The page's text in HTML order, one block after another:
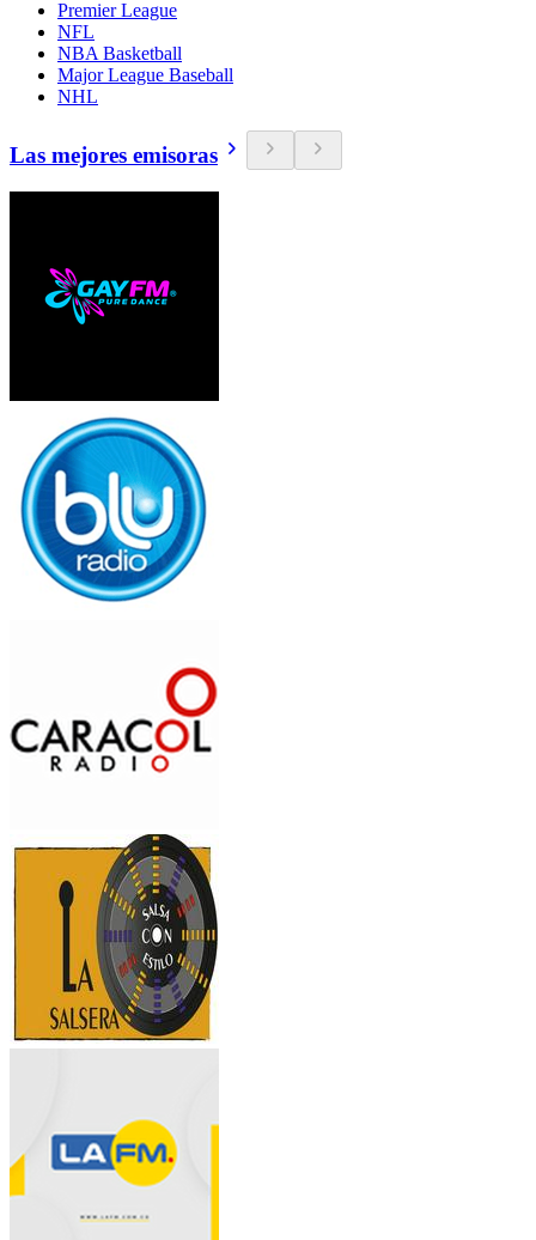
Premier League
NFL
NBA Basketball
Major League Baseball
NHL
Las mejores emisoras